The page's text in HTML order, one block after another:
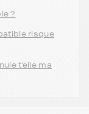
?
risque
t'elle ma